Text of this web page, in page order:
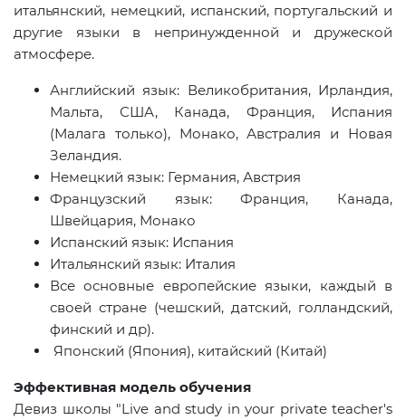
итальянский, немецкий, испанский, португальский и
другие языки в непринужденной и дружеской
атмосфере.
Английский язык: Великобритания, Ирландия,
Мальта, США, Канада, Франция, Испания
(Малага только), Монако, Австралия и Новая
Зеландия.
Немецкий язык: Германия, Австрия
Французский язык: Франция, Канада,
Швейцария, Монако
Испанский язык: Испания
Итальянский язык: Италия
Все основные европейские языки, каждый в
своей стране (чешский, датский, голландский,
финский и др).
Японский (Япония), китайский (Китай)
Эффективная модель обучения
Девиз школы "Live and study in your private teacher's